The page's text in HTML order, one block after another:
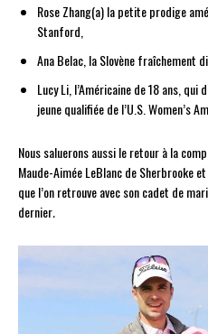
Rose Zhang(a) la petite prodige
Stanford,
Ana Belac, la Slovène fraîchement
Lucy Li, l’Américaine de 18 ans,
jeune qualifiée de l’U.S. Women’s
Nous saluerons aussi le retour à la
Maude-Aimée LeBlanc de Sherbrooke
que l’on retrouve avec son cadet de
dernier.